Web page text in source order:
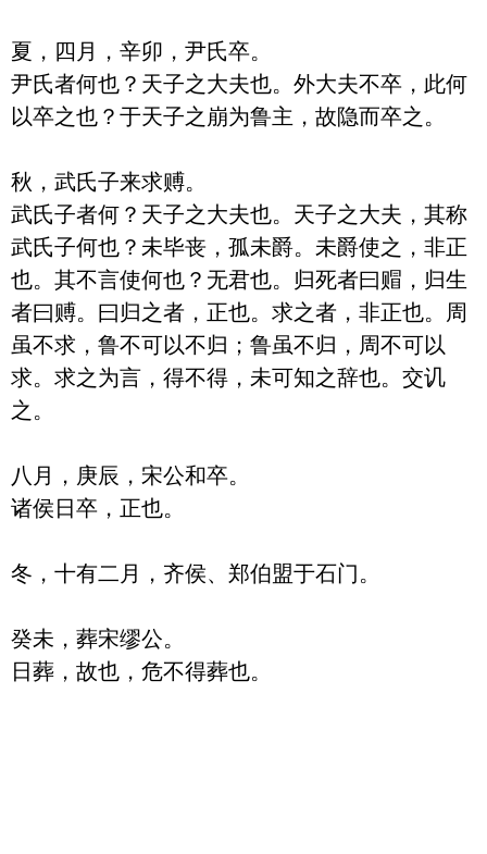
夏，四月，辛卯，尹氏卒。
尹氏者何也？天子之大夫也。外大夫不卒，此何
以卒之也？于天子之崩为鲁主，故隐而卒之。
秋，武氏子来求赙。
武氏子者何？天子之大夫也。天子之大夫，其称
武氏子何也？未毕丧，孤未爵。未爵使之，非正
也。其不言使何也？无君也。归死者曰赗，归生
者曰赙。曰归之者，正也。求之者，非正也。周
虽不求，鲁不可以不归；鲁虽不归，周不可以
求。求之为言，得不得，未可知之辞也。交讥
之。
八月，庚辰，宋公和卒。
诸侯日卒，正也。
冬，十有二月，齐侯、郑伯盟于石门。
癸未，葬宋缪公。